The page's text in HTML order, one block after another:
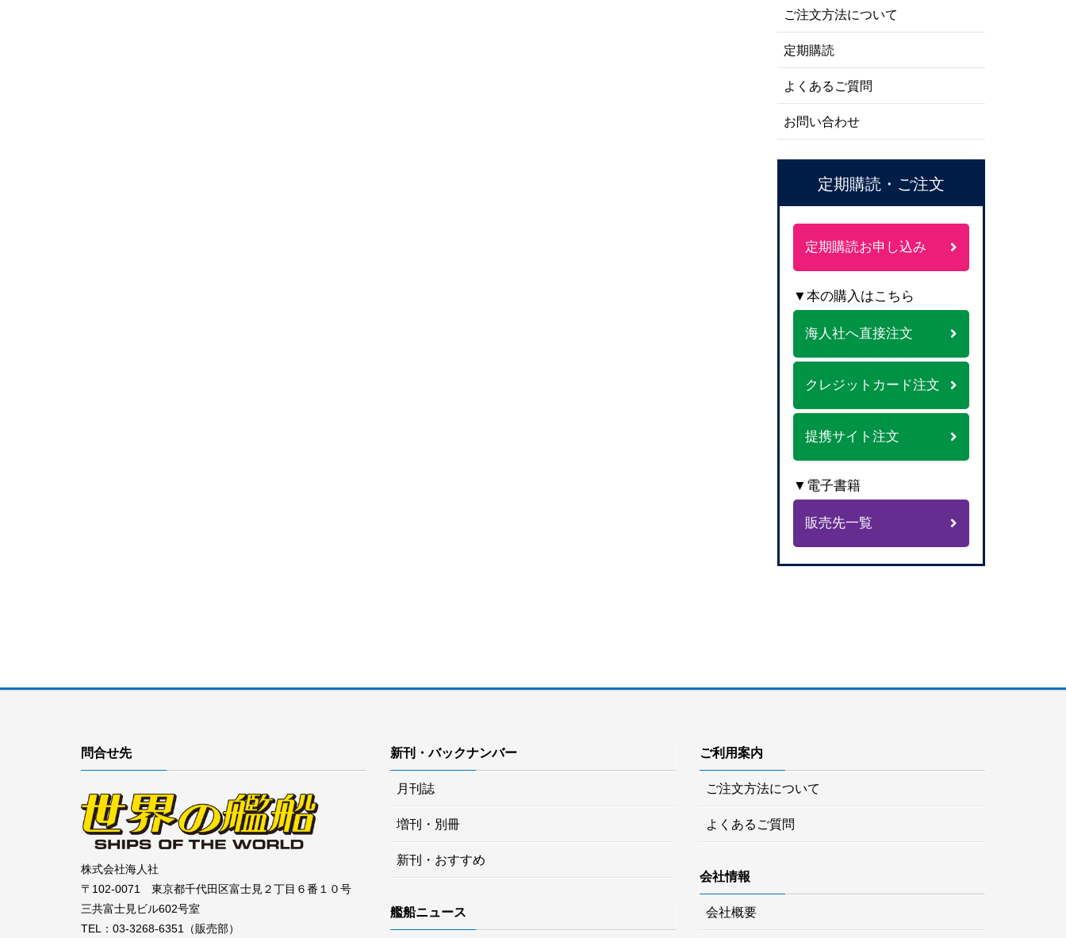
ご注文方法について
定期購読
よくあるご質問
お問い合わせ
定期購読・ご注文
定期購読お申し込み
▼本の購入はこちら
海人社へ直接注文
クレジットカード注文
提携サイト注文
▼電子書籍
販売先一覧
問合せ先
株式会社海人社
〒102-0071 東京都千代田区富士見２丁目６番１０号
三共富士見ビル602号室
TEL：03-3268-6351（販売部）
新刊・バックナンバー
月刊誌
増刊・別冊
新刊・おすすめ
艦船ニュース
ご利用案内
ご注文方法について
よくあるご質問
会社情報
会社概要